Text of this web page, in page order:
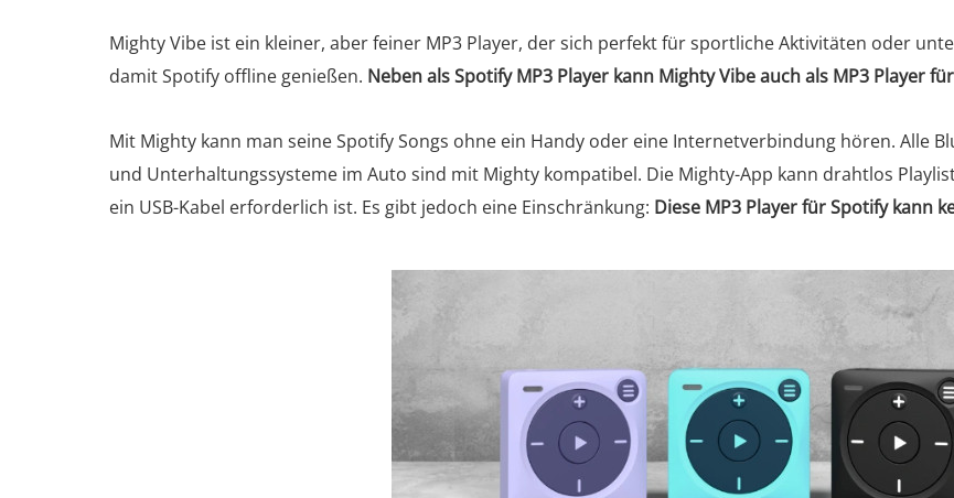
Mighty Vibe ist ein kleiner, aber feiner MP3 Player, der sich perfekt für sportliche Aktivitäten oder
damit Spotify offline genießen. Neben als Spotify MP3 Player kann Mighty Vibe auch als MP3 Player
Mit Mighty kann man seine Spotify Songs ohne ein Handy oder eine Internetverbindung hören. Alle
und Unterhaltungssysteme im Auto sind mit Mighty kompatibel. Die Mighty-App kann drahtlos
ein USB-Kabel erforderlich ist. Es gibt jedoch eine Einschränkung: Diese MP3 Player für Spotify kann